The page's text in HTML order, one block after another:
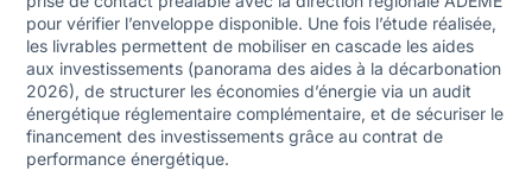
pour vérifier l’enveloppe disponible. Une fois l’étude réalisée,
les livrables permettent de mobiliser en cascade les aides
aux investissements (panorama des aides à la décarbonation
2026), de structurer les économies d’énergie via un audit
énergétique réglementairecomplémentaire, et de sécuriser le
financement des investissements grâce au contrat de
performance énergétique.